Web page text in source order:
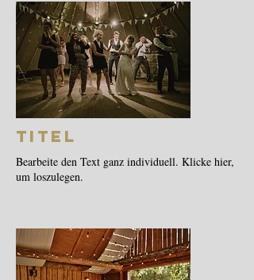
Titel
Bearbeite den Text ganz individuell. Klicke hier,
um loszulegen.